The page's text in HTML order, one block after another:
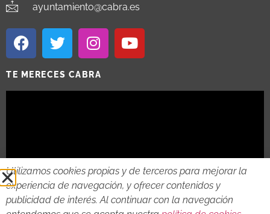
ayuntamiento@cabra.es
TE MERECES CABRA
Utilizamos cookies propias y de terceros para mejorar la
experiencia de navegación, y ofrecer contenidos y
publicidad de interés. Al continuar con la navegación